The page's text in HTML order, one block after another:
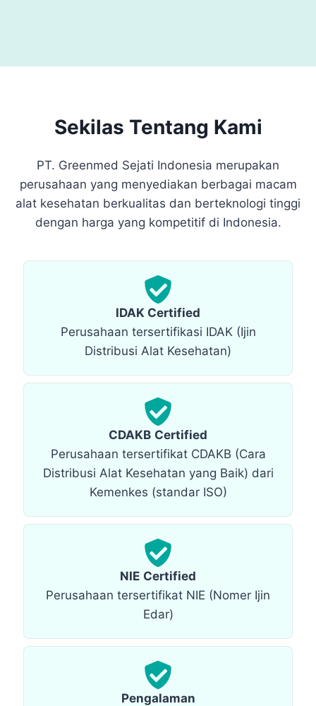
Sekilas Tentang Kami
PT. Greenmed Sejati Indonesia merupakan
perusahaan yang menyediakan berbagai macam
alat kesehatan berkualitas dan berteknologi tinggi
dengan harga yang kompetitif di Indonesia.
IDAK Certified
Perusahaan tersertifikasi IDAK (Ijin
Distribusi Alat Kesehatan)
CDAKB Certified
Perusahaan tersertifikat CDAKB (Cara
Distribusi Alat Kesehatan yang Baik) dari
Kemenkes (standar ISO)
NIE Certified
Perusahaan tersertifikat NIE (Nomer Ijin
Edar)
Pengalaman